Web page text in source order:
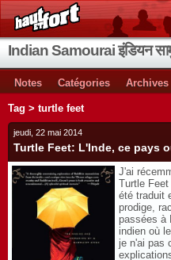
Indian Samourai इंडियन
Notes Catégories Archives
Tag > turtle feet
jeudi, 22 mai 2014
Turtle Feet: L'Inde, ce pays
J'ai
Turtle Feet
été traduit
prodige,
passées à
indien où
je n'ai pas